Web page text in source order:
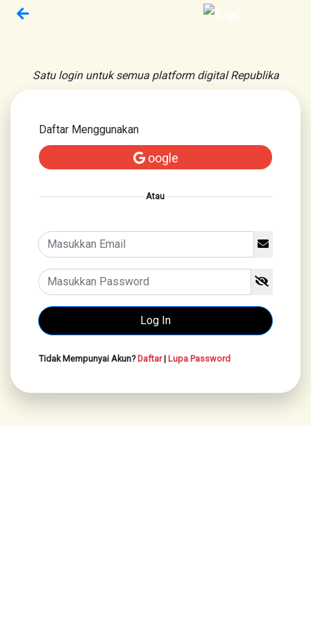
Satu login untuk semua platform digital Republika
Daftar Menggunakan
oogle
Atau
Tidak Mempunyai Akun?Daftar| Lupa Password